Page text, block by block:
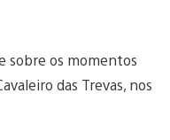
sobre os momentos
das Trevas, nos